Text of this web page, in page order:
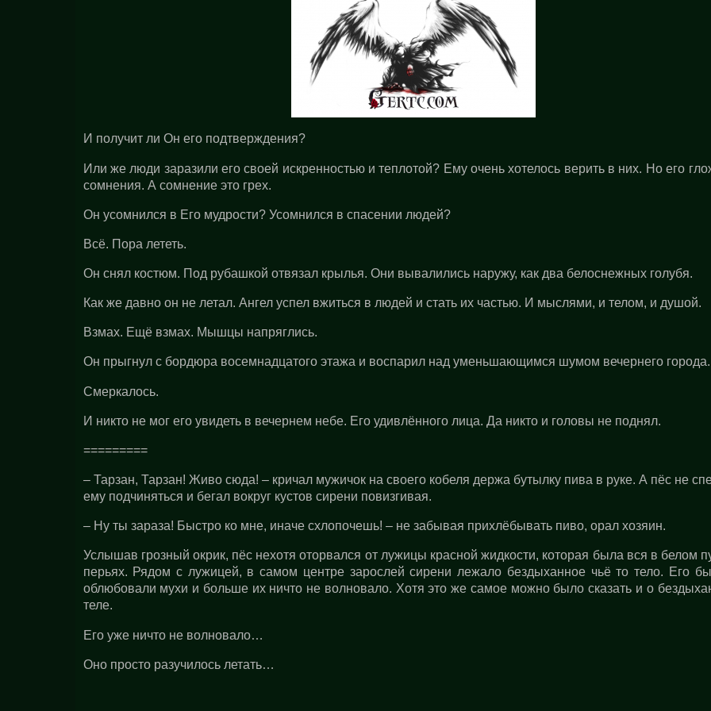
И получит ли Он его подтверждения?
Или же люди заразили его своей искренностью и теплотой? Ему очень хотелось верить в них. Но его
сомнения. А сомнение это грех.
Он усомнился в Его мудрости? Усомнился в спасении людей?
Всё. Пора лететь.
Он снял костюм. Под рубашкой отвязал крылья. Они вывалились наружу, как два белоснежных голубя.
Как же давно он не летал. Ангел успел вжиться в людей и стать их частью. И мыслями, и телом, и душой.
Взмах. Ещё взмах. Мышцы напряглись.
Он прыгнул с бордюра восемнадцатого этажа и воспарил над уменьшающимся шумом вечернего города.
Смеркалось.
И никто не мог его увидеть в вечернем небе. Его удивлённого лица. Да никто и головы не поднял.
=========
– Тарзан, Тарзан! Живо сюда! – кричал мужичок на своего кобеля держа бутылку пива в руке. А пёс не
ему подчиняться и бегал вокруг кустов сирени повизгивая.
– Ну ты зараза! Быстро ко мне, иначе схлопочешь! – не забывая прихлёбывать пиво, орал хозяин.
Услышав грозный окрик, пёс нехотя оторвался от лужицы красной жидкости, которая была вся в белом
перьях. Рядом с лужицей, в самом центре зарослей сирени лежало бездыханное чьё то тело. Его
облюбовали мухи и больше их ничто не волновало. Хотя это же самое можно было сказать и о
теле.
Его уже ничто не волновало…
Оно просто разучилось летать…